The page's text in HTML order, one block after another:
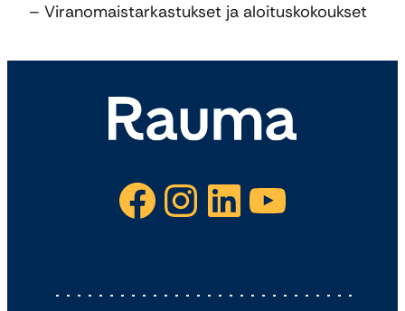
– Viranomaistarkastukset ja aloituskokoukset
Facebook Instagram LinkedIn YouTube